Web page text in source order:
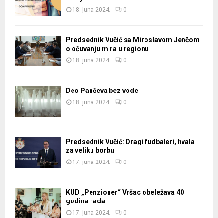
18. juna 2024. 0
Predsednik Vučić sa Miroslavom Jenčom
o očuvanju mira u regionu
18. juna 2024. 0
Deo Pančeva bez vode
18. juna 2024. 0
Predsednik Vučić: Dragi fudbaleri, hvala
za veliku borbu
17. juna 2024. 0
KUD „Penzioner“ Vršac obeležava 40
godina rada
17. juna 2024. 0